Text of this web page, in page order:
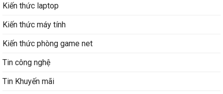
Kiến thức laptop
Kiến thức máy tính
Kiến thức phòng game net
Tin công nghệ
Tin Khuyến mãi